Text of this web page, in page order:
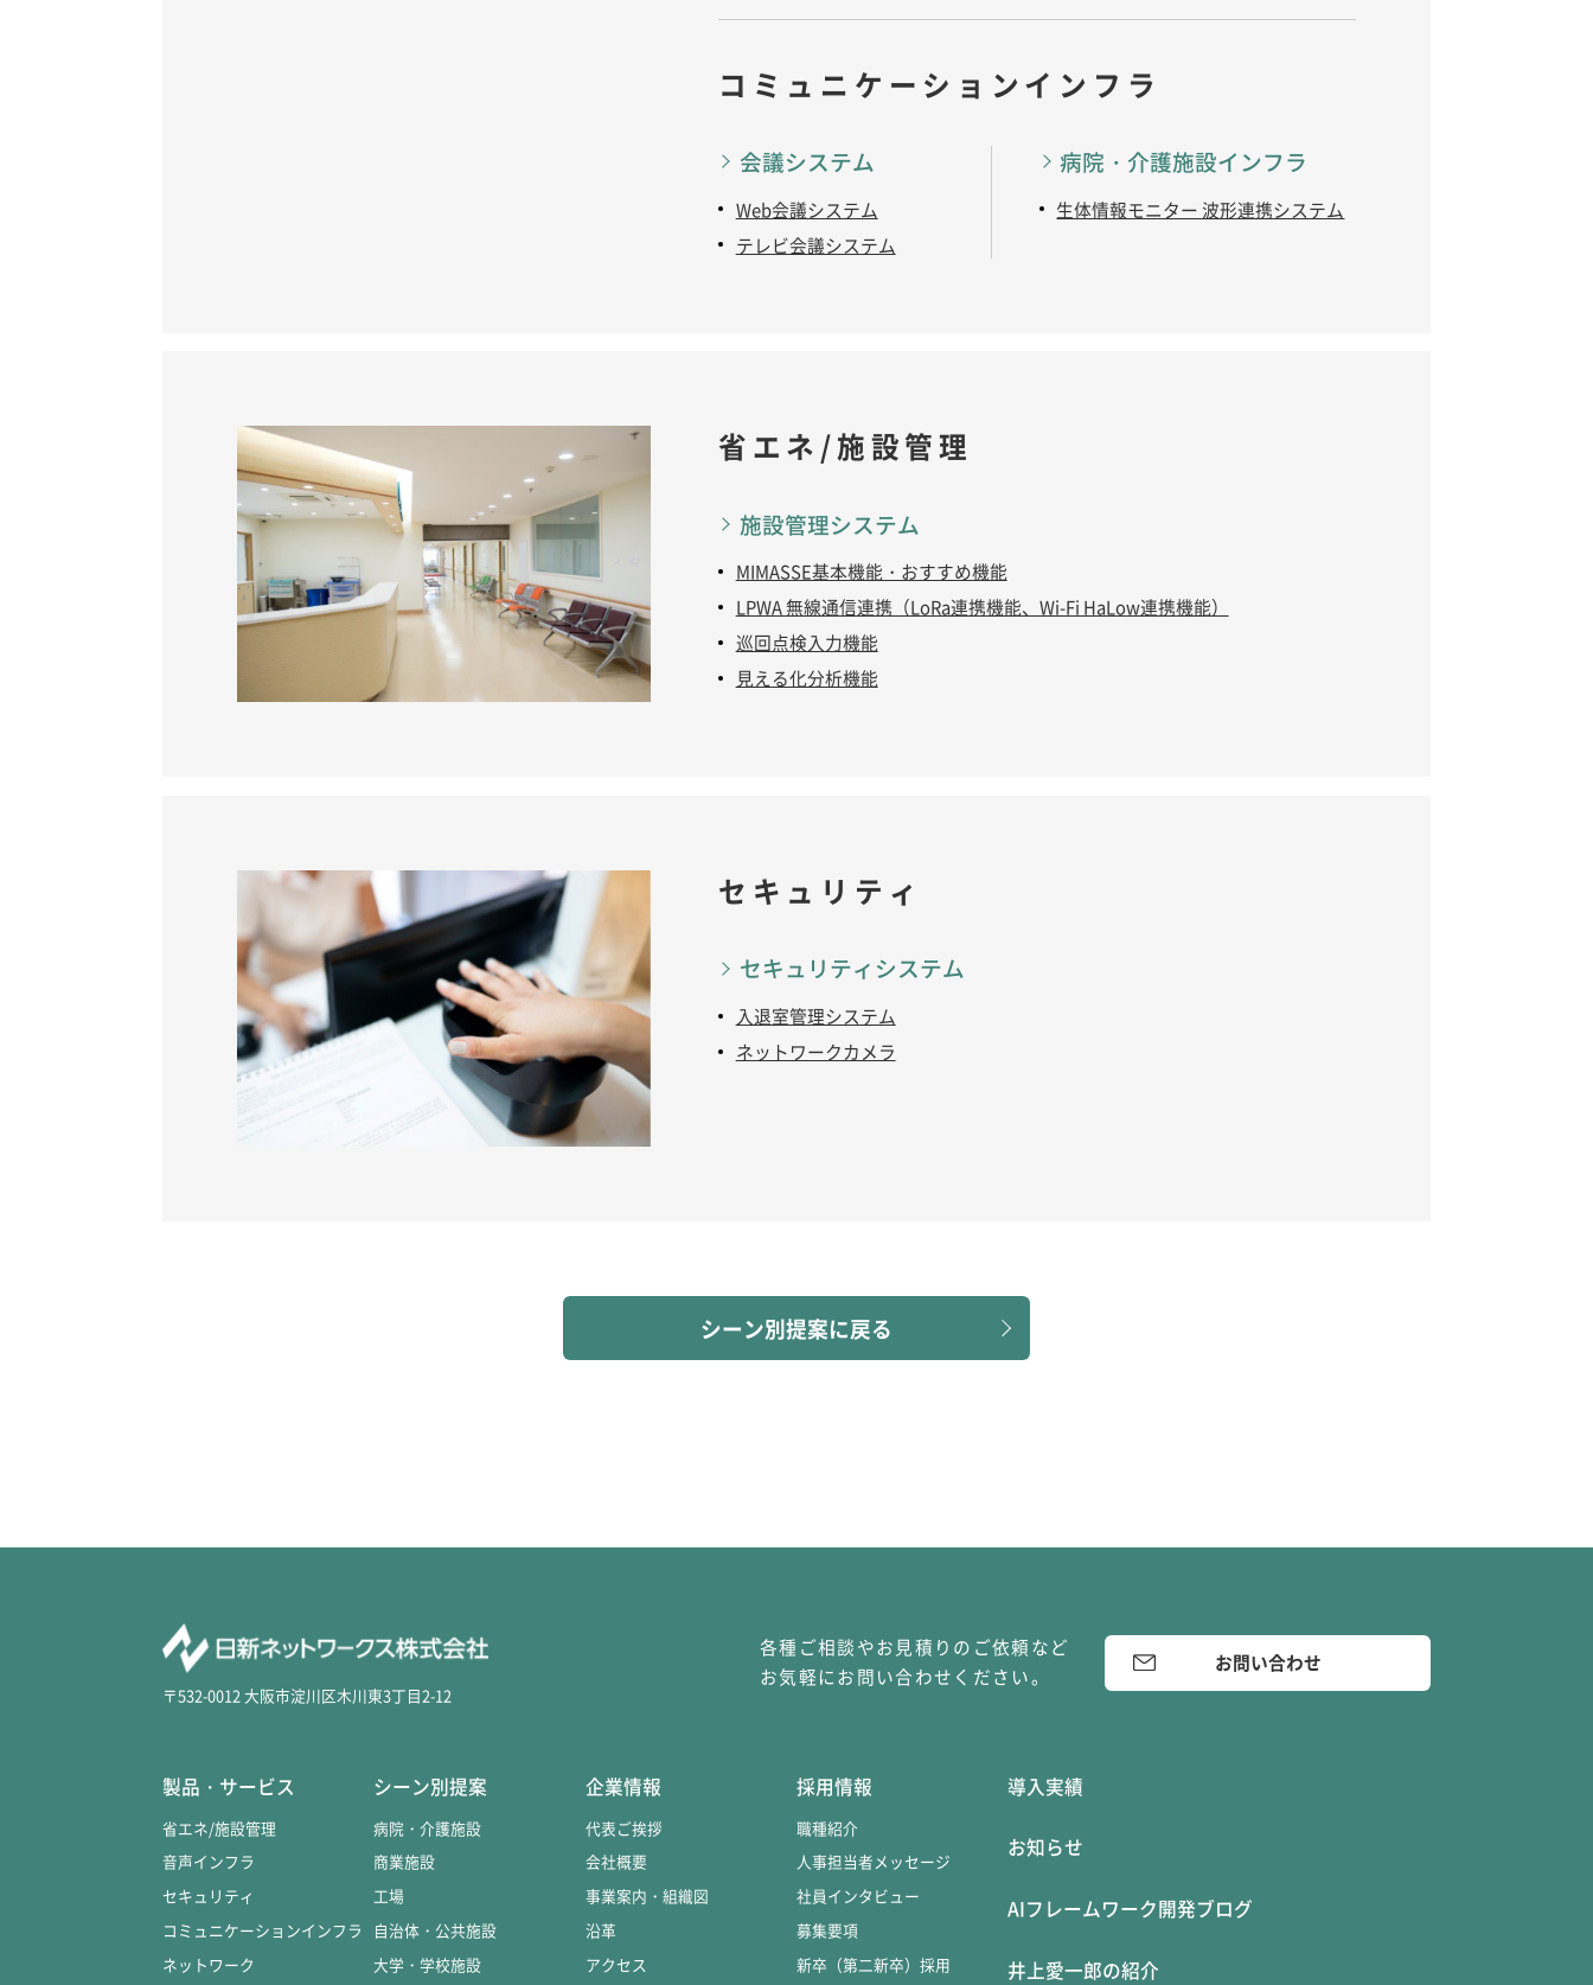
コミュニケーションインフラ
会議システム
Web会議システム
テレビ会議システム
病院・介護施設インフラ
生体情報モニター 波形連携システム
省エネ/施設管理
施設管理システム
MIMASSE基本機能・おすすめ機能
LPWA 無線通信連携（LoRa連携機能、Wi-Fi HaLow連携機能）
巡回点検入力機能
見える化分析機能
セキュリティ
セキュリティシステム
入退室管理システム
ネットワークカメラ
シーン別提案に戻る
〒532-0012 大阪市淀川区木川東3丁目2-12
各種ご相談やお見積りのご依頼など
お気軽にお問い合わせください。
お問い合わせ
製品・サービス
省エネ/施設管理
音声インフラ
セキュリティ
コミュニケーションインフラ
ネットワーク
シーン別提案
病院・介護施設
商業施設
工場
自治体・公共施設
大学・学校施設
企業情報
代表ご挨拶
会社概要
事業案内・組織図
沿革
アクセス
採用情報
職種紹介
人事担当者メッセージ
社員インタビュー
募集要項
新卒（第二新卒）採用
導入実績
お知らせ
AIフレームワーク開発ブログ
井上愛一郎の紹介